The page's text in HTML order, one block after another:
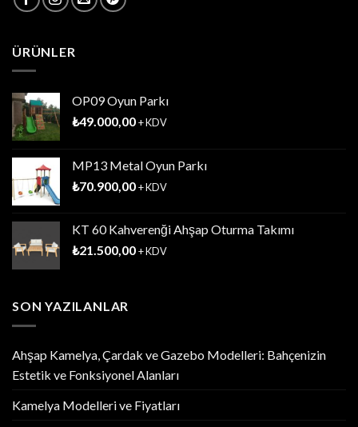
ÜRÜNLER
OP09 Oyun Parkı
₺49.000,00+ KDV
MP13 Metal Oyun Parkı
₺70.900,00+ KDV
KT 60 Kahverenği Ahşap Oturma Takımı
₺21.500,00+ KDV
SON YAZILANLAR
Ahşap Kamelya, Çardak ve Gazebo Modelleri: Bahçenizin
Estetik ve Fonksiyonel Alanları
Kamelya Modelleri ve Fiyatları